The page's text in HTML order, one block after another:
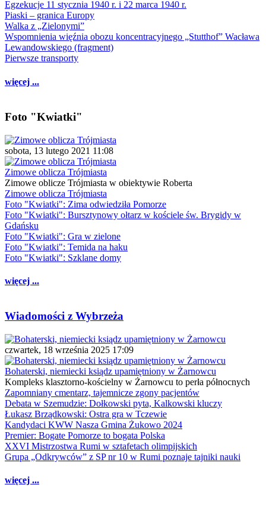
Egzekucje 11 stycznia 1940 r. i 22 marca 1940 r.
Piaski – granica Europy
Walka z „Zielonymi”
Wspomnienia więźnia obozu koncentracyjnego „Stutthof” Wacława
Lewandowskiego (fragment)
Pierwsze transporty
więcej ...
Foto "Kwiatki"
sobota, 13 lutego 2021 11:08
Zimowe oblicza Trójmiasta
Zimowe oblicze Trójmiasta w obiektywie Roberta
Zimowe oblicza Trójmiasta
Foto "Kwiatki": Zima odwiedziła Pomorze
Foto "Kwiatki": Bursztynowy ołtarz w kościele św. Brygidy w
Gdańsku
Foto "Kwiatki": Gra w zielone
Foto "Kwiatki": Temida na haku
Foto "Kwiatki": Szklane domy
więcej ...
Wiadomości z Wybrzeża
czwartek, 18 września 2025 17:09
Bohaterski, niemiecki ksiądz upamiętniony w Żarnowcu
Kompleks klasztorno-kościelny w Żarnowcu to perła północnych
Zapomniany cmentarz, tajemnicze zgony pacjentów
Debata w Szemudzie: Dołkowski pyta, Kalkowski kluczy
Łukasz Brządkowski: Ostra gra w Tczewie
Kandydaci KWW Nasza Gmina Żukowo 2024
Premier: Bogate Pomorze to bogata Polska
XXVI Mistrzostwa Rumi w sztafetach olimpijskich
Grupa „Odkrywców” z SP nr 10 w Rumi poznaje tajniki nauki
więcej ...